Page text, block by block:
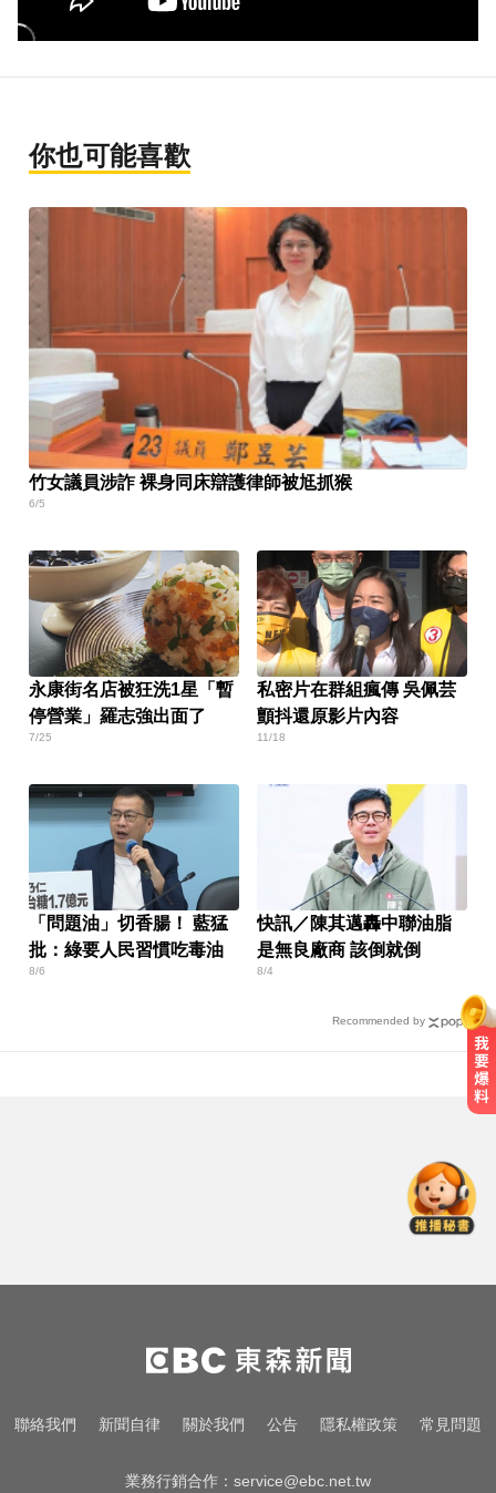
你也可能喜歡
竹女議員涉詐 裸身同床辯護律師被尪抓猴
6/5
永康街名店被狂洗1星「暫
停營業」羅志強出面了
7/25
私密片在群組瘋傳 吳佩芸
顫抖還原影片內容
11/18
「問題油」切香腸！ 藍猛
批：綠要人民習慣吃毒油
8/6
快訊／陳其邁轟中聯油脂
是無良廠商 該倒就倒
8/4
Recommended by
時間一次看
亞運／鐵人好手江典祐期待亞運 用
動漫名言激勵自己
喉嚨痛別輕忽！醫揭口咽癌4警訊
聯絡我們 新聞自律 關於我們 公告 隱私權政策 常見問題
業務行銷合作： service@ebc.net.tw